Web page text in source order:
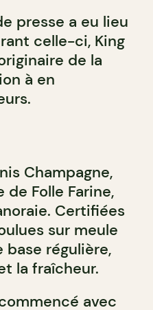
presse a eu lieu
celle-ci, King
de la
à en
Champagne,
Folle Farine,
Certifiées
sur meule
régulière,
la fraîcheur.
avec